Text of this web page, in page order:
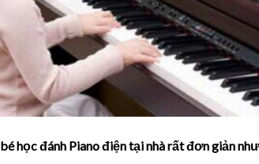
học đánh Piano điện tại nhà rất đơn giản